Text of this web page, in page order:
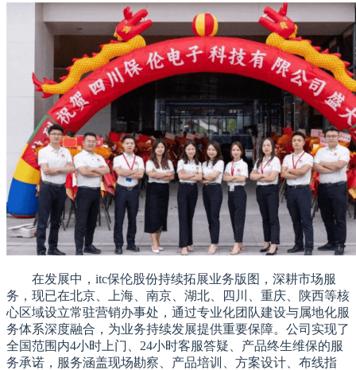
在发展中，itc保伦股份持续拓展业务版图，深耕市场服
务，现已在北京、上海、南京、湖北、四川、重庆、陕西等核
心区域设立常驻营销办事处，通过专业化团队建设与属地化服
务体系深度融合，为业务持续发展提供重要保障。公司实现了
全国范围内4小时上门、24小时客服答疑、产品终生维保的服
务承诺，服务涵盖现场勘察、产品培训、方案设计、布线指